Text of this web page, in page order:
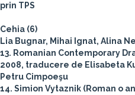
prin TPS
Cehia (6)
Lia Bugnar, Mihai Ignat, Alina
13. Romanian Contemporary
2008, traducere de Elisabeta
Petru Cimpoeşu
14. Simion Vytaznik (Roman o